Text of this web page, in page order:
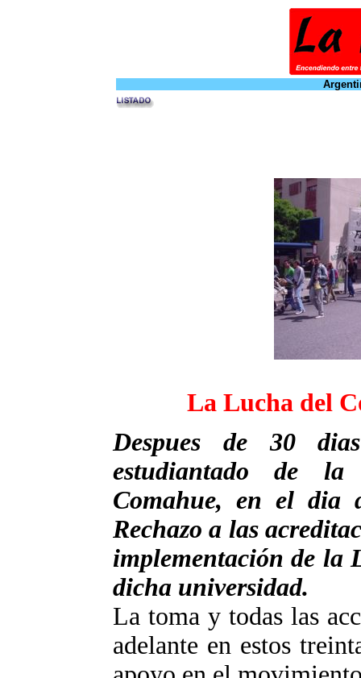
La Lucha del
Despues de 30
estudiantado de la
Comahue, en el dia
Rechazo a las
implementación de la
dicha universidad.
La toma y todas las
adelante en estos